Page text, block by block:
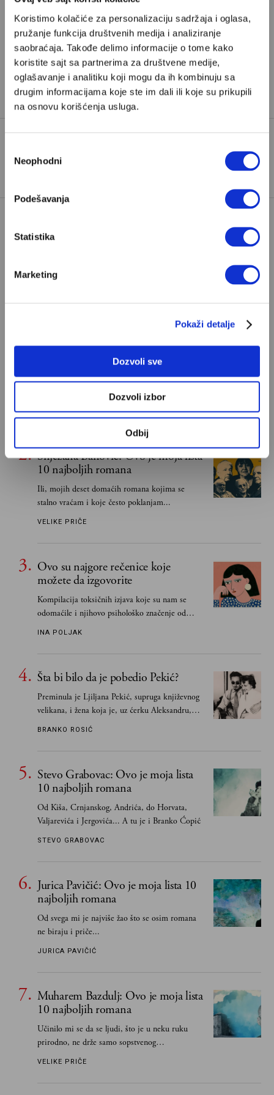
Koristimo kolačiće za personalizaciju sadržaja i oglasa,
pružanje funkcija društvenih medija i analiziranje
saobraćaja. Takođe delimo informacije o tome kako
koristite sajt sa partnerima za društvene medije,
oglašavanje i analitiku koji mogu da ih kombinuju sa
drugim informacijama koje ste im dali ili koje su prikupili
na osnovu korišćenja usluga.
сагласности
Neophodni
Podešavanja
Statistika
Marketing
Pokaži detalje
Dozvoli sve
Dozvoli izbor
Odbij
Pretplata
Već imate nalog?Ulogujte se
Marica Stijepovićje psiholog i porodični psihoterapeut
iz Podgorice i saradnica Velikih priča.
TAGOVI:
Ivan Lalić: Ovo je moja lista 10
najboljih romana
Od Dragoslava Mihailovića i Meše Selimovića,
do Mihaila Lalića i Slavenke Drakulić...
IVAN LALIĆ
Snježana Banović: Ovo je moja lista
10 najboljih romana
Ili, mojih deset domaćih romana kojima se
stalno vraćam i koje često poklanjam...
VELIKE PRIČE
Ovo su najgore rečenice koje
možete da izgovorite
Kompilacija toksičnih izjava koje su nam se
odomaćile i njihovo psihološko značenje od
INA POLJAK
Šta bi bilo da je pobedio Pekić?
Preminula je Ljiljana Pekić, supruga književnog
velikana, i žena koja je, uz ćerku Aleksandru,
vodila računa o zaostavštini pisca. Ovu priču o
poznavale
BRANKO ROSIĆ
Stevo Grabovac: Ovo je moja lista
10 najboljih romana
Od Kiša, Crnjanskog, Andrića, do Horvata,
Valjarevića i Jergovića... A tu je i Branko Ćopić
STEVO GRABOVAC
Jurica Pavičić: Ovo je moja lista 10
najboljih romana
Od svega mi je najviše žao što se osim romana
ne biraju i priče...
JURICA PAVIČIĆ
Muharem Bazdulj: Ovo je moja lista
10 najboljih romana
Učinilo mi se da se ljudi, što je u neku ruku
prirodno, ne drže samo sopstvenog
senzibiliteta... Pokušao sam (biće, samo
VELIKE PRIČE